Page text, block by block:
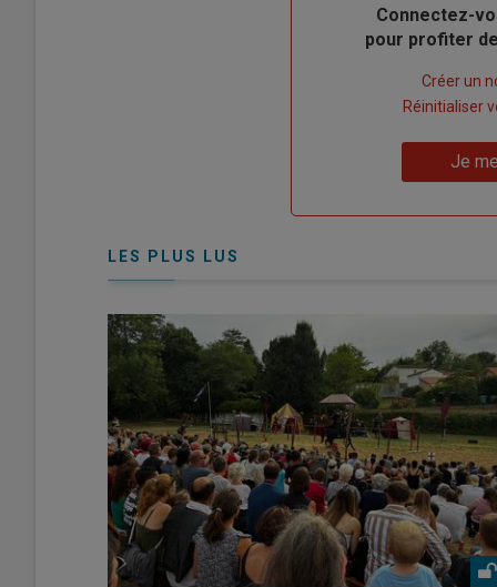
Body
Connectez-
pour profiter
compte"
Créer un
Réinitialiser
Je
LES PLUS LUS